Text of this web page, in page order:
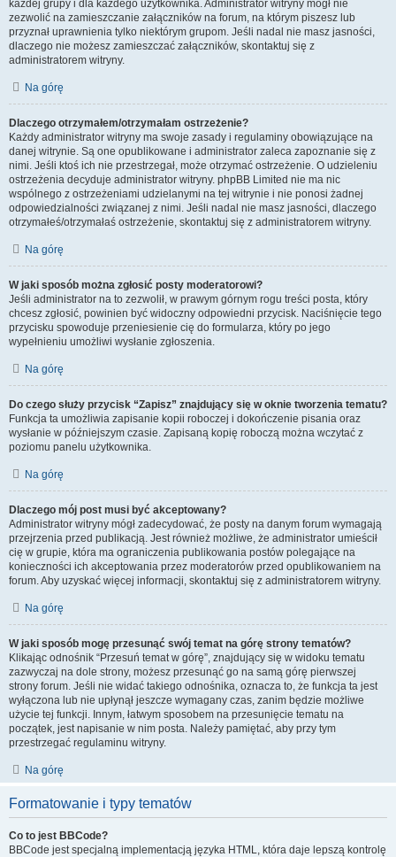
każdej grupy i dla każdego użytkownika. Administrator witryny mógł nie
zezwolić na zamieszczanie załączników na forum, na którym piszesz lub
przyznał uprawnienia tylko niektórym grupom. Jeśli nadal nie masz jasności,
dlaczego nie możesz zamieszczać załączników, skontaktuj się z
administratorem witryny.
Na górę
Dlaczego otrzymałem/otrzymałam ostrzeżenie?
Każdy administrator witryny ma swoje zasady i regulaminy obowiązujące na
danej witrynie. Są one opublikowane i administrator zaleca zapoznanie się z
nimi. Jeśli ktoś ich nie przestrzegał, może otrzymać ostrzeżenie. O udzieleniu
ostrzeżenia decyduje administrator witryny. phpBB Limited nie ma nic
wspólnego z ostrzeżeniami udzielanymi na tej witrynie i nie ponosi żadnej
odpowiedzialności związanej z nimi. Jeśli nadal nie masz jasności, dlaczego
otrzymałeś/otrzymałaś ostrzeżenie, skontaktuj się z administratorem witryny.
Na górę
W jaki sposób można zgłosić posty moderatorowi?
Jeśli administrator na to zezwolił, w prawym górnym rogu treści posta, który
chcesz zgłosić, powinien być widoczny odpowiedni przycisk. Naciśnięcie tego
przycisku spowoduje przeniesienie cię do formularza, który po jego
wypełnieniu umożliwi wysłanie zgłoszenia.
Na górę
Do czego służy przycisk “Zapisz” znajdujący się w oknie tworzenia tematu?
Funkcja ta umożliwia zapisanie kopii roboczej i dokończenie pisania oraz
wysłanie w późniejszym czasie. Zapisaną kopię roboczą można wczytać z
poziomu panelu użytkownika.
Na górę
Dlaczego mój post musi być akceptowany?
Administrator witryny mógł zadecydować, że posty na danym forum wymagają
przejrzenia przed publikacją. Jest również możliwe, że administrator umieścił
cię w grupie, która ma ograniczenia publikowania postów polegające na
konieczności ich akceptowania przez moderatorów przed opublikowaniem na
forum. Aby uzyskać więcej informacji, skontaktuj się z administratorem witryny.
Na górę
W jaki sposób mogę przesunąć swój temat na górę strony tematów?
Klikając odnośnik “Przesuń temat w górę”, znajdujący się w widoku tematu
zazwyczaj na dole strony, możesz przesunąć go na samą górę pierwszej
strony forum. Jeśli nie widać takiego odnośnika, oznacza to, że funkcja ta jest
wyłączona lub nie upłynął jeszcze wymagany czas, zanim będzie możliwe
użycie tej funkcji. Innym, łatwym sposobem na przesunięcie tematu na
początek, jest napisanie w nim posta. Należy pamiętać, aby przy tym
przestrzegać regulaminu witryny.
Na górę
Formatowanie i typy tematów
Co to jest BBCode?
BBCode jest specjalną implementacją języka HTML, która daje lepszą kontrolę